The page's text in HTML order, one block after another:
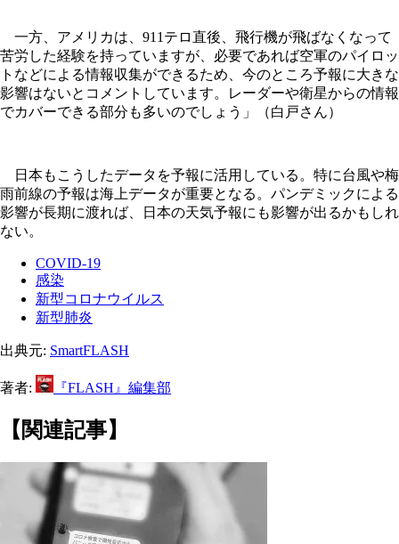
一方、アメリカは、911テロ直後、飛行機が飛ばなくなって
苦労した経験を持っていますが、必要であれば空軍のパイロッ
トなどによる情報収集ができるため、今のところ予報に大きな
影響はないとコメントしています。レーダーや衛星からの情報
でカバーできる部分も多いのでしょう」（白戸さん）
日本もこうしたデータを予報に活用している。特に台風や梅
雨前線の予報は海上データが重要となる。パンデミックによる
影響が長期に渡れば、日本の天気予報にも影響が出るかもしれ
ない。
COVID-19
感染
新型コロナウイルス
新型肺炎
出典元: SmartFLASH
著者: 『FLASH』編集部
【関連記事】